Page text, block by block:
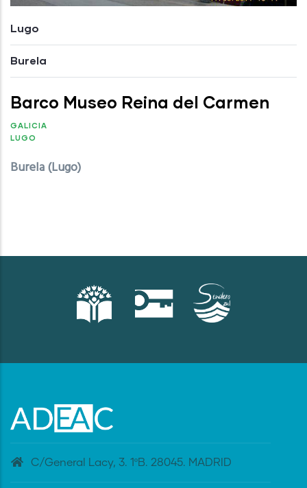
Lugo
Burela
Barco Museo Reina del Carmen
GALICIA
LUGO
Burela (Lugo)
C/General Lacy, 3. 1ºB. 28045. MADRID